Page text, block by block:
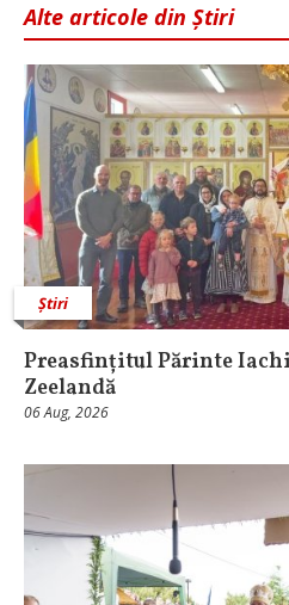
Alte articole din Știri
Știri
Preasfințitul Părinte
Zeelandă
06 Aug, 2026